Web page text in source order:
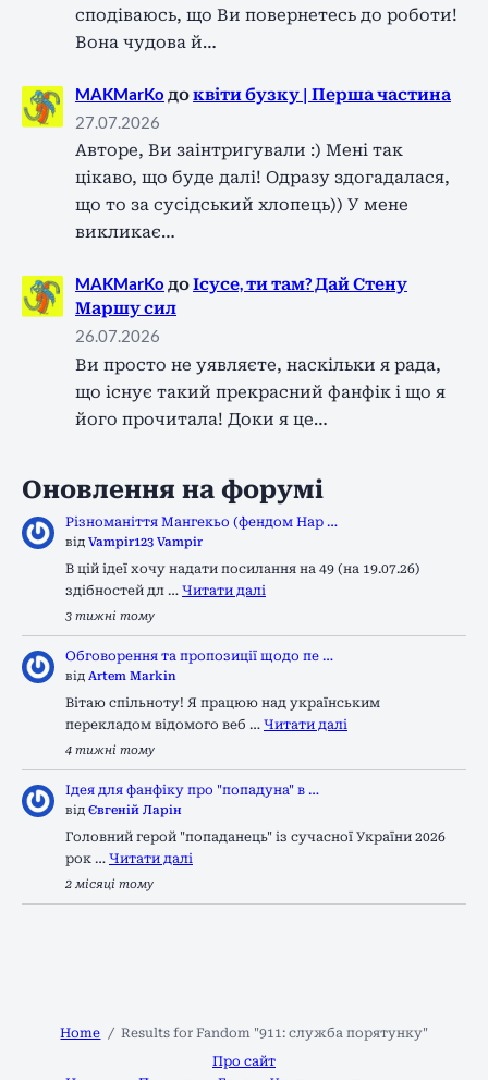
сподіваюсь, що Ви повернетесь до роботи!
Вона чудова й…
MAKMarKo доквіти бузку | Перша частина
27.07.2026
Авторе, Ви заінтригували :) Мені так
цікаво, що буде далі! Одразу здогадалася,
що то за сусідський хлопець)) У мене
викликає…
MAKMarKo доІсусе, ти там? Дай Стену
Маршу сил
26.07.2026
Ви просто не уявляєте, наскільки я рада,
що існує такий прекрасний фанфік і що я
його прочитала! Доки я це…
Оновлення на форумі
Різноманіття Мангекьо (фендом Нар …
від Vampir123 Vampir
В цій ідеї хочу надати посилання на 49 (на 19.07.26)
здібностей дл … Читати далі
3 тижні тому
Обговорення та пропозиції щодо пе …
від Artem Markin
Вітаю спільноту! Я працюю над українським
перекладом відомого веб … Читати далі
4 тижні тому
Ідея для фанфіку про "попадуна" в …
від Євгеній Ларін
Головний герой "попаданець" із сучасної України 2026
рок … Читати далі
2 місяці тому
Home
Results for Fandom "911: служба порятунку"
Про сайт